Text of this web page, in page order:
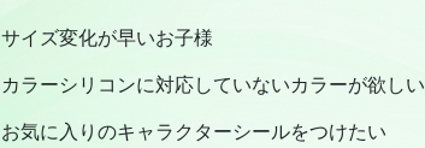
サイズ変化が早いお子様
カラーシリコンに対応していないカラーが欲しい
お気に入りのキャラクターシールをつけたい